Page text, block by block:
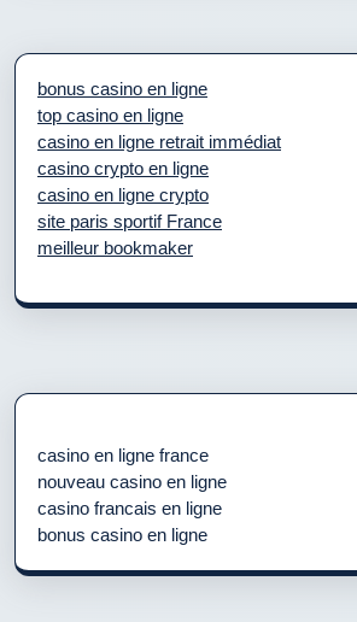
bonus casino en ligne
top casino en ligne
casino en ligne retrait immédiat
casino crypto en ligne
casino en ligne crypto
site paris sportif France
meilleur bookmaker
casino en ligne france
nouveau casino en ligne
casino francais en ligne
bonus casino en ligne